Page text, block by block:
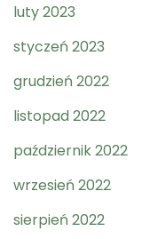
luty 2023
styczeń 2023
grudzień 2022
listopad 2022
październik 2022
wrzesień 2022
sierpień 2022